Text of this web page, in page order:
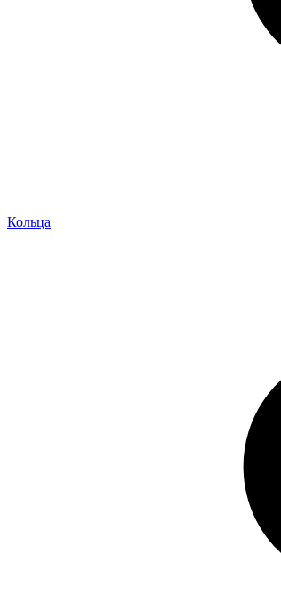
Кольца